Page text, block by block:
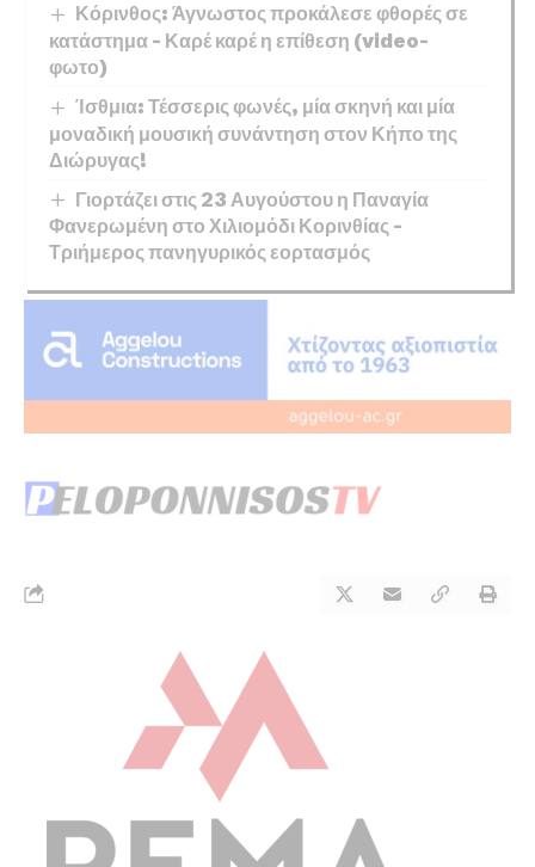
Κόρινθος: Άγνωστος προκάλεσε φθορές σε
κατάστημα – Καρέ καρέ η επίθεση (video-
φωτο)
Ίσθμια: Τέσσερις φωνές, μία σκηνή και μία
μοναδική μουσική συνάντηση στον Κήπο της
Διώρυγας!
Γιορτάζει στις 23 Αυγούστου η Παναγία
Φανερωμένη στο Χιλιομόδι Κορινθίας –
Τριήμερος πανηγυρικός εορτασμός